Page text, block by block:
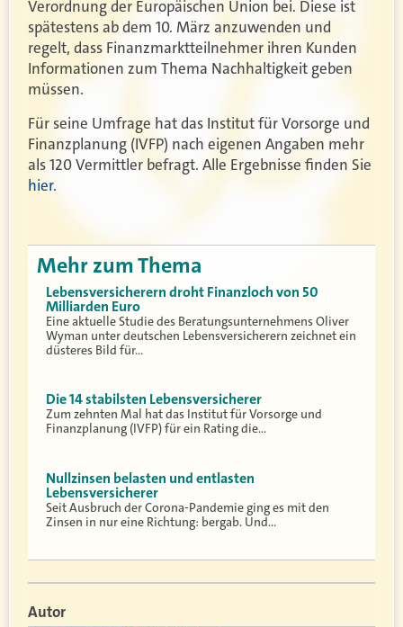
Verordnung der Europäischen Union bei. Diese ist
spätestens ab dem 10. März anzuwenden und
regelt, dass Finanzmarktteilnehmer ihren Kunden
Informationen zum Thema Nachhaltigkeit geben
müssen.
Für seine Umfrage hat das Institut für Vorsorge und
Finanzplanung (IVFP) nach eigenen Angaben mehr
als 120 Vermittler befragt. Alle Ergebnisse finden Sie
hier.
Mehr zum Thema
Lebensversicherern droht Finanzloch von 50
Milliarden Euro
Eine aktuelle Studie des Beratungsunternehmens Oliver
Wyman unter deutschen Lebensversicherern zeichnet ein
düsteres Bild für…
Die 14 stabilsten Lebensversicherer
Zum zehnten Mal hat das Institut für Vorsorge und
Finanzplanung (IVFP) für ein Rating die…
Nullzinsen belasten und entlasten
Lebensversicherer
Seit Ausbruch der Corona-Pandemie ging es mit den
Zinsen in nur eine Richtung: bergab. Und…
Autor